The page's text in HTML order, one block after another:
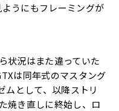
うにもフレーミングが
状況はまた違っていた
は同年式のマスタング
ムとして、 以降ストリ
焼き直しに終始し、 ロ